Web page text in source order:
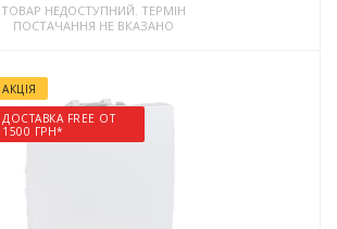
ТОВАР НЕДОСТУПНИЙ. ТЕРМІН
ПОСТАЧАННЯ НЕ ВКАЗАНО
АКЦІЯ
ДОСТАВКА FREE ОТ
1500 ГРН*